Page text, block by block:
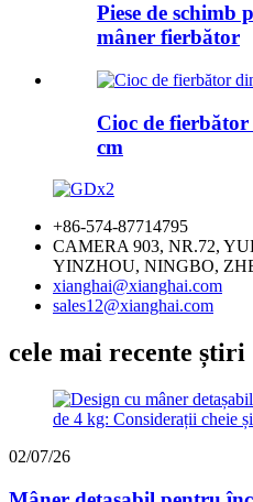
Piese de schimb
mâner fierbător
Cioc de
cm
+86-574-87714795
CAMERA 903, NR.72,
YINZHOU, NINGBO,
xianghai@xianghai.com
sales12@xianghai.com
cele mai recente știri
02/07/26